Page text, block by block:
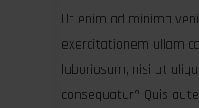
Ut enim ad minima
exercitationem ullam
laboriosam, nisi ut
consequatur? Quis